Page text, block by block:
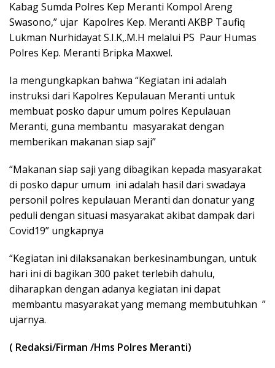
Kabag Sumda Polres Kep Meranti Kompol Areng
Swasono,” ujar Kapolres Kep. Meranti AKBP Taufiq
Lukman Nurhidayat S.I.K,.M.H melalui PS Paur Humas
Polres Kep. Meranti Bripka Maxwel.
Ia mengungkapkan bahwa “Kegiatan ini adalah
instruksi dari Kapolres Kepulauan Meranti untuk
membuat posko dapur umum polres Kepulauan
Meranti, guna membantu masyarakat dengan
memberikan makanan siap saji”
“Makanan siap saji yang dibagikan kepada masyarakat
di posko dapur umum ini adalah hasil dari swadaya
personil polres kepulauan Meranti dan donatur yang
peduli dengan situasi masyarakat akibat dampak dari
Covid19” ungkapnya
“Kegiatan ini dilaksanakan berkesinambungan, untuk
hari ini di bagikan 300 paket terlebih dahulu,
diharapkan dengan adanya kegiatan ini dapat
membantu masyarakat yang memang membutuhkan ”
ujarnya.
( Redaksi/Firman /Hms Polres Meranti)